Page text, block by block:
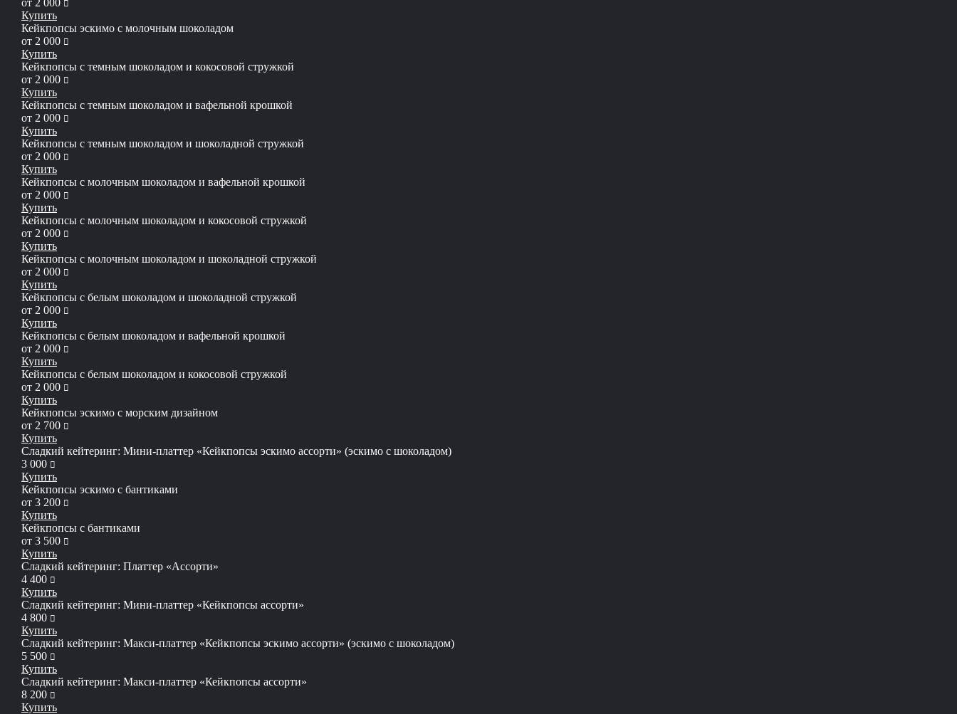
Купить
Кейкпопсы эскимо с молочным шоколадом
от 2 000 руб
Купить
Кейкпопсы с темным шоколадом и кокосовой стружкой
от 2 000 руб
Купить
Кейкпопсы с темным шоколадом и вафельной крошкой
от 2 000 руб
Купить
Кейкпопсы с темным шоколадом и шоколадной стружкой
от 2 000 руб
Купить
Кейкпопсы с молочным шоколадом и вафельной крошкой
от 2 000 руб
Купить
Кейкпопсы с молочным шоколадом и кокосовой стружкой
от 2 000 руб
Купить
Кейкпопсы с молочным шоколадом и шоколадной стружкой
от 2 000 руб
Купить
Кейкпопсы с белым шоколадом и шоколадной стружкой
от 2 000 руб
Купить
Кейкпопсы с белым шоколадом и вафельной крошкой
от 2 000 руб
Купить
Кейкпопсы с белым шоколадом и кокосовой стружкой
от 2 000 руб
Купить
Кейкпопсы эскимо с морским дизайном
от 2 700 руб
Купить
Сладкий кейтеринг: Мини-платтер «Кейкпопсы эскимо ассорти» (эскимо с шоколадом)
3 000 руб
Купить
Кейкпопсы эскимо с бантиками
от 3 200 руб
Купить
Кейкпопсы с бантиками
от 3 500 руб
Купить
Сладкий кейтеринг: Платтер «Ассорти»
4 400 руб
Купить
Сладкий кейтеринг: Мини-платтер «Кейкпопсы ассорти»
4 800 руб
Купить
Сладкий кейтеринг: Макси-платтер «Кейкпопсы эскимо ассорти» (эскимо с шоколадом)
5 500 руб
Купить
Сладкий кейтеринг: Макси-платтер «Кейкпопсы ассорти»
8 200 руб
Купить